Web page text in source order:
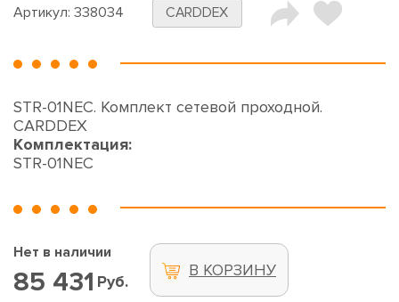
Артикул: 338034 CARDDEX
STR-01NEC. Комплект сетевой проходной.
CARDDEX
Комплектация:
STR-01NEC
Нет в наличии
85 431 Руб.
В КОРЗИНУ